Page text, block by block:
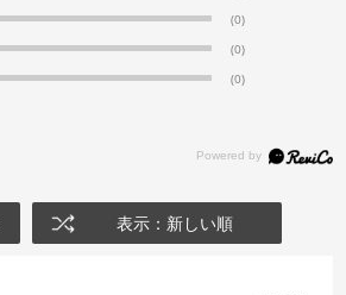
(0)
(0)
(0)
表示：新しい順